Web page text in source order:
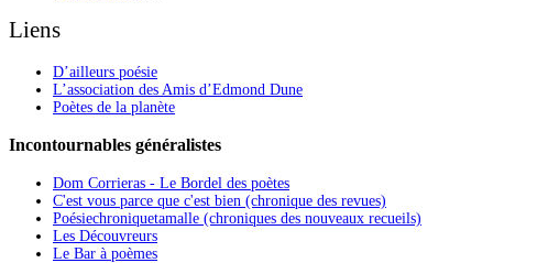
Liens
D’ailleurs poésie
L’association des Amis d’Edmond Dune
Poètes de la planète
Incontournables généralistes
Dom Corrieras - Le Bordel des poètes
C'est vous parce que c'est bien (chronique des revues)
Poésiechroniquetamalle (chroniques des nouveaux recueils)
Les Découvreurs
Le Bar à poèmes